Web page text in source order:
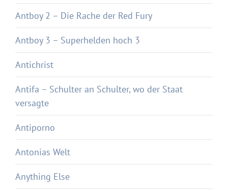
Antboy 2 – Die Rache der Red Fury
Antboy 3 – Superhelden hoch 3
Antichrist
Antifa – Schulter an Schulter, wo der Staat
versagte
Antiporno
Antonias Welt
Anything Else